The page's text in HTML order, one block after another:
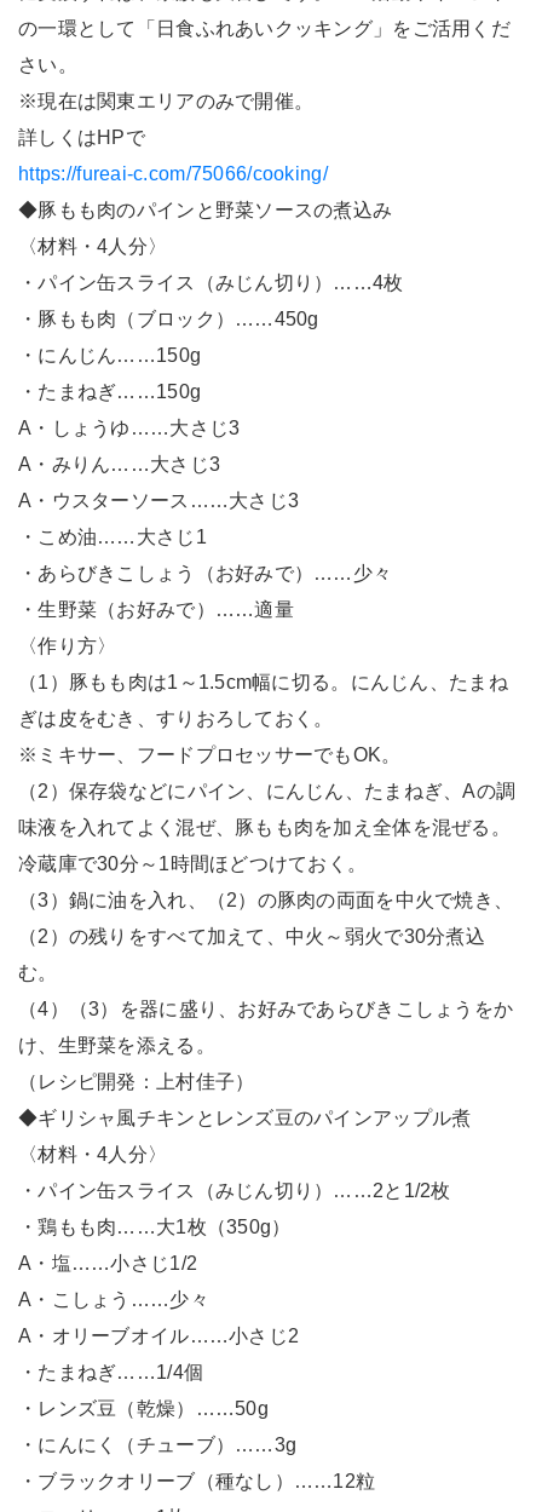
の一環として「日食ふれあいクッキング」をご活用くだ
さい。
※現在は関東エリアのみで開催。
詳しくはHPで
https://fureai-c.com/75066/cooking/
◆豚もも肉のパインと野菜ソースの煮込み
〈材料・4人分〉
・パイン缶スライス（みじん切り）……4枚
・豚もも肉（ブロック）……450g
・にんじん……150g
・たまねぎ……150g
A・しょうゆ……大さじ3
A・みりん……大さじ3
A・ウスターソース……大さじ3
・こめ油……大さじ1
・あらびきこしょう（お好みで）……少々
・生野菜（お好みで）……適量
〈作り方〉
（1）豚もも肉は1～1.5cm幅に切る。にんじん、たまね
ぎは皮をむき、すりおろしておく。
※ミキサー、フードプロセッサーでもOK。
（2）保存袋などにパイン、にんじん、たまねぎ、Aの調
味液を入れてよく混ぜ、豚もも肉を加え全体を混ぜる。
冷蔵庫で30分～1時間ほどつけておく。
（3）鍋に油を入れ、（2）の豚肉の両面を中火で焼き、
（2）の残りをすべて加えて、中火～弱火で30分煮込
む。
（4）（3）を器に盛り、お好みであらびきこしょうをか
け、生野菜を添える。
（レシピ開発：上村佳子）
◆ギリシャ風チキンとレンズ豆のパインアップル煮
〈材料・4人分〉
・パイン缶スライス（みじん切り）……2と1/2枚
・鶏もも肉……大1枚（350g）
A・塩……小さじ1/2
A・こしょう……少々
A・オリーブオイル……小さじ2
・たまねぎ……1/4個
・レンズ豆（乾燥）……50g
・にんにく（チューブ）……3g
・ブラックオリーブ（種なし）……12粒